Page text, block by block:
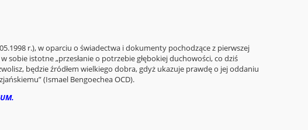
r.), w oparciu o świadectwa i dokumenty pochodzące z pierwszej
sobie istotne „przesłanie o potrzebie głębokiej duchowości, co dziś
będzie źródłem wielkiego dobra, gdyż ukazuje prawdę o jej oddaniu
(Ismael Bengoechea OCD).